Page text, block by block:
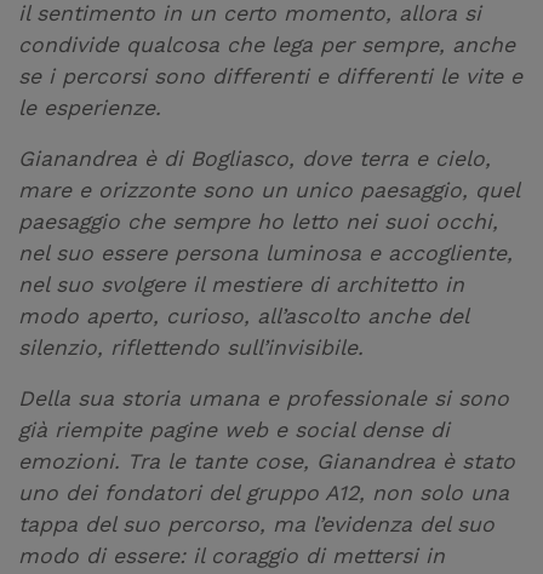
il sentimento in un certo momento, allora si
condivide qualcosa che lega per sempre, anche
se i percorsi sono differenti e differenti le vite e
le esperienze.
Gianandrea è di Bogliasco, dove terra e cielo,
mare e orizzonte sono un unico paesaggio, quel
paesaggio che sempre ho letto nei suoi occhi,
nel suo essere persona luminosa e accogliente,
nel suo svolgere il mestiere di architetto in
modo aperto, curioso, all’ascolto anche del
silenzio, riflettendo sull’invisibile.
Della sua storia umana e professionale si sono
già riempite pagine web e social dense di
emozioni. Tra le tante cose, Gianandrea è stato
uno dei fondatori del gruppo A12, non solo una
tappa del suo percorso, ma l’evidenza del suo
modo di essere: il coraggio di mettersi in